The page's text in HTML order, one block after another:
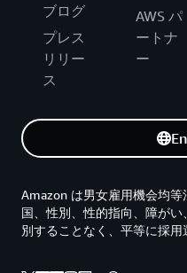
ブログ
プレス
リリー
ス
AWS パ
ートナ
ー
Amazon は男女雇用機会均
国、性別、性的指向、障が
別することなく、平等に採用